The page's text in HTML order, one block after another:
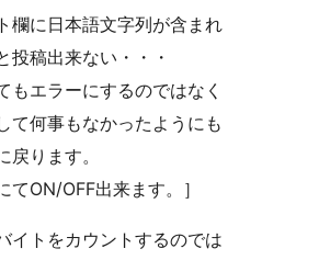
欄に日本語文字列が含まれ
投稿出来ない・・・
もエラーにするのではなく
て何事もなかったようにも
戻ります。
ON/OFF出来ます。］
イトをカウントするのでは